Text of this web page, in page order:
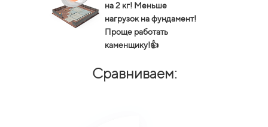
на 2 кг! Меньше
нагрузок на фундамент!
Проще работать
каменщику!👍
Сравниваем: